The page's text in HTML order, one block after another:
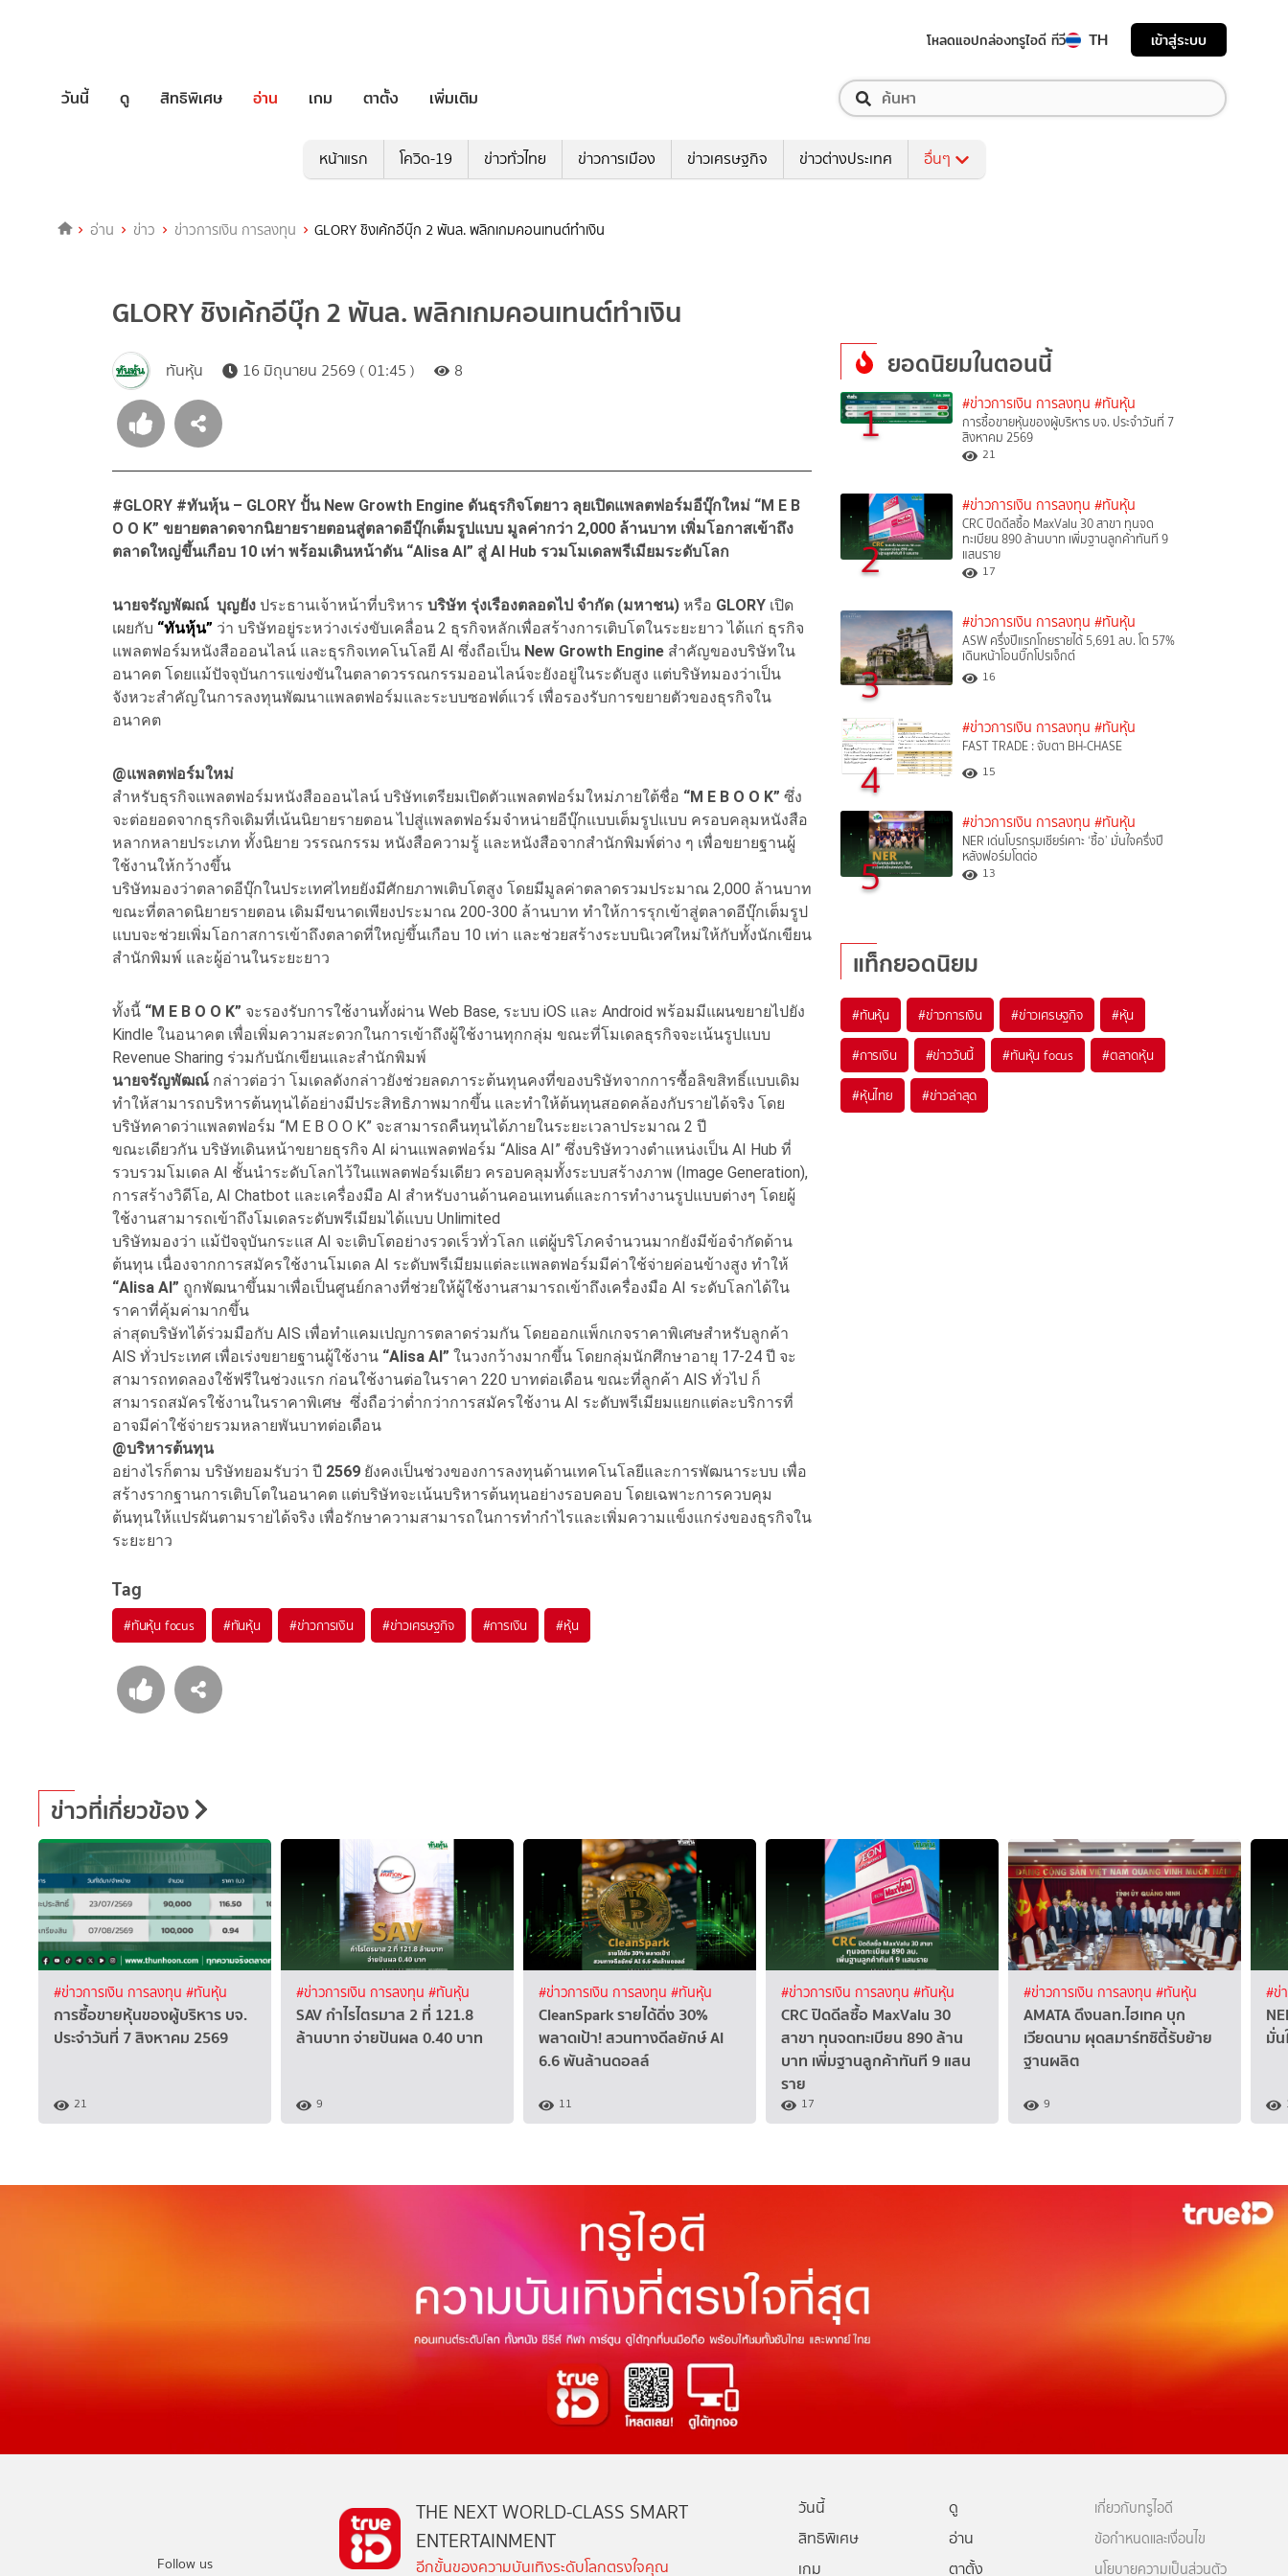
โหลดแอปกล่องทรูไอดี ทีวี TH เข้าสู่ระบบ
วันนี้ ดู สิทธิพิเศษ อ่าน เกม ตาตั้ง เพิ่มเติม
หน้าแรก โควิด-19 ข่าวทั่วไทย ข่าวการเมือง ข่าวเศรษฐกิจ ข่าวต่างประเทศ อื่นๆ
อ่าน ข่าว ข่าวการเงิน การลงทุน GLORY ชิงเค้กอีบุ๊ก 2 พันล. พลิกเกมคอนเทนต์ทำเงิน
GLORY ชิงเค้กอีบุ๊ก 2 พันล. พลิกเกมคอนเทนต์ทำเงิน
ทันหุ้น 16 มิถุนายน 2569 ( 01:45 ) 8
#GLORY #ทันหุ้น – GLORY ปั้น New Growth Engine ดันธุรกิจโตยาว ลุยเปิดแพลตฟอร์มอีบุ๊กใหม่ “M E B
O O K” ขยายตลาดจากนิยายรายตอนสู่ตลาดอีบุ๊กเต็มรูปแบบ มูลค่ากว่า 2,000 ล้านบาท เพิ่มโอกาสเข้าถึง
ตลาดใหญ่ขึ้นเกือบ 10 เท่า พร้อมเดินหน้าดัน “Alisa AI” สู่ AI Hub รวมโมเดลพรีเมียมระดับโลก
นายจรัญพัฒณ์ บุญยัง ประธานเจ้าหน้าที่บริหาร บริษัท รุ่งเรืองตลอดไป จำกัด (มหาชน) หรือ GLORY เปิด
เผยกับ “ทันหุ้น” ว่า บริษัทอยู่ระหว่างเร่งขับเคลื่อน 2 ธุรกิจหลักเพื่อสร้างการเติบโตในระยะยาว ได้แก่ ธุรกิจ
แพลตฟอร์มหนังสือออนไลน์ และธุรกิจเทคโนโลยี AI ซึ่งถือเป็น New Growth Engine สำคัญของบริษัทใน
อนาคต โดยแม้ปัจจุบันการแข่งขันในตลาดวรรณกรรมออนไลน์จะยังอยู่ในระดับสูง แต่บริษัทมองว่าเป็น
จังหวะสำคัญในการลงทุนพัฒนาแพลตฟอร์มและระบบซอฟต์แวร์ เพื่อรองรับการขยายตัวของธุรกิจใน
อนาคต
@แพลตฟอร์มใหม่
สำหรับธุรกิจแพลตฟอร์มหนังสือออนไลน์ บริษัทเตรียมเปิดตัวแพลตฟอร์มใหม่ภายใต้ชื่อ “M E B O O K” ซึ่ง
จะต่อยอดจากธุรกิจเดิมที่เน้นนิยายรายตอน ไปสู่แพลตฟอร์มจำหน่ายอีบุ๊กแบบเต็มรูปแบบ ครอบคลุมหนังสือ
หลากหลายประเภท ทั้งนิยาย วรรณกรรม หนังสือความรู้ และหนังสือจากสำนักพิมพ์ต่าง ๆ เพื่อขยายฐานผู้
ใช้งานให้กว้างขึ้น
บริษัทมองว่าตลาดอีบุ๊กในประเทศไทยยังมีศักยภาพเติบโตสูง โดยมีมูลค่าตลาดรวมประมาณ 2,000 ล้านบาท
ขณะที่ตลาดนิยายรายตอน เดิมมีขนาดเพียงประมาณ 200-300 ล้านบาท ทำให้การรุกเข้าสู่ตลาดอีบุ๊กเต็มรูป
แบบจะช่วยเพิ่มโอกาสการเข้าถึงตลาดที่ใหญ่ขึ้นเกือบ 10 เท่า และช่วยสร้างระบบนิเวศใหม่ให้กับทั้งนักเขียน
สำนักพิมพ์ และผู้อ่านในระยะยาว
ทั้งนี้ “M E B O O K” จะรองรับการใช้งานทั้งผ่าน Web Base, ระบบ iOS และ Android พร้อมมีแผนขยายไปยัง
Kindle ในอนาคต เพื่อเพิ่มความสะดวกในการเข้าถึงผู้ใช้งานทุกกลุ่ม ขณะที่โมเดลธุรกิจจะเน้นรูปแบบ
Revenue Sharing ร่วมกับนักเขียนและสำนักพิมพ์
นายจรัญพัฒณ์ กล่าวต่อว่า โมเดลดังกล่าวยังช่วยลดภาระต้นทุนคงที่ของบริษัทจากการซื้อลิขสิทธิ์แบบเดิม
ทำให้สามารถบริหารต้นทุนได้อย่างมีประสิทธิภาพมากขึ้น และทำให้ต้นทุนสอดคล้องกับรายได้จริง โดย
บริษัทคาดว่าแพลตฟอร์ม “M E B O O K” จะสามารถคืนทุนได้ภายในระยะเวลาประมาณ 2 ปี
ขณะเดียวกัน บริษัทเดินหน้าขยายธุรกิจ AI ผ่านแพลตฟอร์ม “Alisa AI” ซึ่งบริษัทวางตำแหน่งเป็น AI Hub ที่
รวบรวมโมเดล AI ชั้นนำระดับโลกไว้ในแพลตฟอร์มเดียว ครอบคลุมทั้งระบบสร้างภาพ (Image Generation),
การสร้างวิดีโอ, AI Chatbot และเครื่องมือ AI สำหรับงานด้านคอนเทนต์และการทำงานรูปแบบต่างๆ โดยผู้
ใช้งานสามารถเข้าถึงโมเดลระดับพรีเมียมได้แบบ Unlimited
บริษัทมองว่า แม้ปัจจุบันกระแส AI จะเติบโตอย่างรวดเร็วทั่วโลก แต่ผู้บริโภคจำนวนมากยังมีข้อจำกัดด้าน
ต้นทุน เนื่องจากการสมัครใช้งานโมเดล AI ระดับพรีเมียมแต่ละแพลตฟอร์มมีค่าใช้จ่ายค่อนข้างสูง ทำให้
“Alisa AI” ถูกพัฒนาขึ้นมาเพื่อเป็นศูนย์กลางที่ช่วยให้ผู้ใช้งานสามารถเข้าถึงเครื่องมือ AI ระดับโลกได้ใน
ราคาที่คุ้มค่ามากขึ้น
ล่าสุดบริษัทได้ร่วมมือกับ AIS เพื่อทำแคมเปญการตลาดร่วมกัน โดยออกแพ็กเกจราคาพิเศษสำหรับลูกค้า
AIS ทั่วประเทศ เพื่อเร่งขยายฐานผู้ใช้งาน “Alisa AI” ในวงกว้างมากขึ้น โดยกลุ่มนักศึกษาอายุ 17-24 ปี จะ
สามารถทดลองใช้ฟรีในช่วงแรก ก่อนใช้งานต่อในราคา 220 บาทต่อเดือน ขณะที่ลูกค้า AIS ทั่วไป ก็
สามารถสมัครใช้งานในราคาพิเศษ ซึ่งถือว่าต่ำกว่าการสมัครใช้งาน AI ระดับพรีเมียมแยกแต่ละบริการที่
อาจมีค่าใช้จ่ายรวมหลายพันบาทต่อเดือน
@บริหารต้นทุน
อย่างไรก็ตาม บริษัทยอมรับว่า ปี 2569 ยังคงเป็นช่วงของการลงทุนด้านเทคโนโลยีและการพัฒนาระบบ เพื่อ
สร้างรากฐานการเติบโตในอนาคต แต่บริษัทจะเน้นบริหารต้นทุนอย่างรอบคอบ โดยเฉพาะการควบคุม
ต้นทุนให้แปรผันตามรายได้จริง เพื่อรักษาความสามารถในการทำกำไรและเพิ่มความแข็งแกร่งของธุรกิจใน
ระยะยาว
Tag
#ทันหุ้น focus #ทันหุ้น #ข่าวการเงิน #ข่าวเศรษฐกิจ #การเงิน #หุ้น
ยอดนิยมในตอนนี้
1 #ข่าวการเงิน การลงทุน #ทันหุ้น
การซื้อขายหุ้นของผู้บริหาร บจ. ประจำวันที่ 7
สิงหาคม 2569
21
2
#ข่าวการเงิน การลงทุน #ทันหุ้น
CRC ปิดดีลซื้อ MaxValu 30 สาขา ทุนจด
ทะเบียน 890 ล้านบาท เพิ่มฐานลูกค้าทันที 9
แสนราย
17
3
#ข่าวการเงิน การลงทุน #ทันหุ้น
ASW ครึ่งปีแรกโกยรายได้ 5,691 ลบ. โต 57%
เดินหน้าโอนบิ๊กโปรเจ็กต์
16
4
#ข่าวการเงิน การลงทุน #ทันหุ้น
FAST TRADE : จับตา BH-CHASE
15
5
#ข่าวการเงิน การลงทุน #ทันหุ้น
NER เด่นโบรกรุมเชียร์เคาะ ‘ซื้อ’ มั่นใจครึ่งปี
หลังฟอร์มโตต่อ
13
แท็กยอดนิยม
#ทันหุ้น #ข่าวการเงิน #ข่าวเศรษฐกิจ #หุ้น
#การเงิน #ข่าววันนี้ #ทันหุ้น focus #ตลาดหุ้น
#หุ้นไทย #ข่าวล่าสุด
ข่าวที่เกี่ยวข้อง
#ข่าวการเงิน การลงทุน #ทันหุ้น
การซื้อขายหุ้นของผู้บริหาร บจ.
ประจำวันที่ 7 สิงหาคม 2569
21
#ข่าวการเงิน การลงทุน #ทันหุ้น
SAV กำไรไตรมาส 2 ที่ 121.8
ล้านบาท จ่ายปันผล 0.40 บาท
9
#ข่าวการเงิน การลงทุน #ทันหุ้น
CleanSpark รายได้ดิ่ง 30%
พลาดเป้า! สวนทางดีลยักษ์ AI
6.6 พันล้านดอลล์
11
#ข่าวการเงิน การลงทุน #ทันหุ้น
CRC ปิดดีลซื้อ MaxValu 30
สาขา ทุนจดทะเบียน 890 ล้าน
บาท เพิ่มฐานลูกค้าทันที 9 แสน
ราย
17
#ข่าวการเงิน การลงทุน #ทันหุ้น
AMATA ดึงนลท.ไฮเทค บุก
เวียดนาม ผุดสมาร์ทซิตี้รับย้าย
ฐานผลิต
9
#ข่
มั่
Follow us
THE NEXT WORLD-CLASS SMART
ENTERTAINMENT
อีกขั้นของความบันเทิงระดับโลกตรงใจคุณ
วันนี้
ดู
สิทธิพิเศษ
อ่าน
เกม
ตาตั้ง
เกี่ยวกับทรูไอดี
ข้อกำหนดและเงื่อนไข
นโยบายความเป็นส่วนตัว